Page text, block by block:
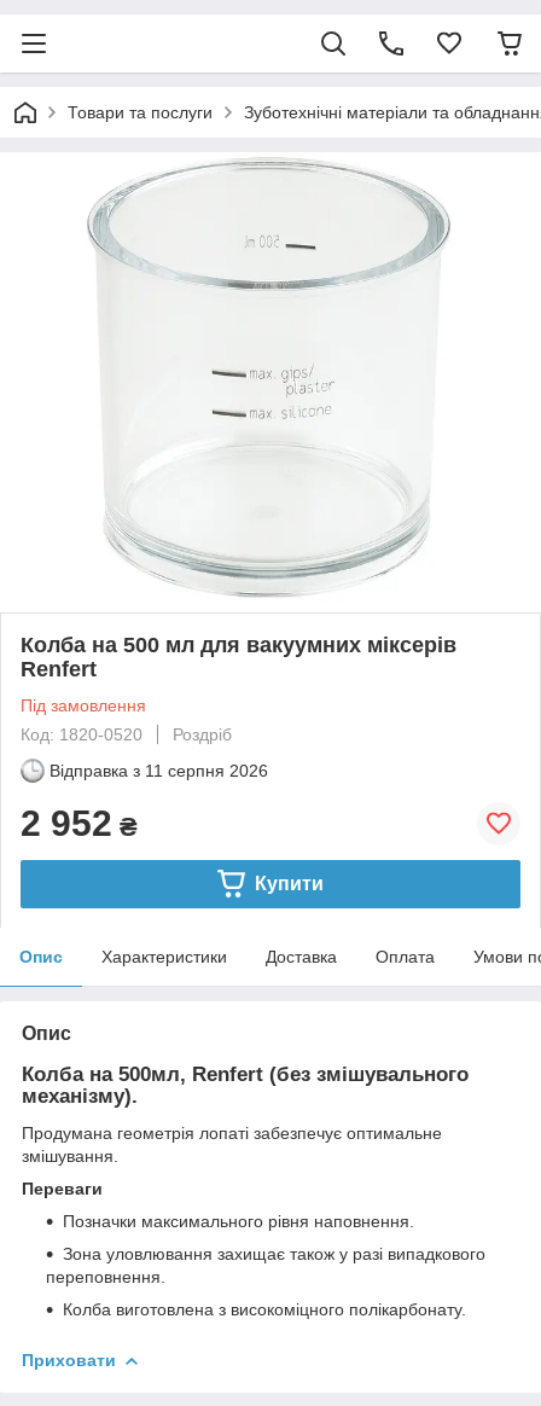
Товари та послуги Зуботехнічні матеріали та
Колба на 500 мл для вакуумних міксерів
Renfert
Під замовлення
Код: 1820-0520
Роздріб
Відправка з 11 серпня 2026
2 952 ₴
Купити
Опис Характеристики Доставка Оплата Умови
Опис
Колба на 500мл, Renfert (без змішувального
механізму).
Продумана геометрія лопаті забезпечує оптимальне
змішування.
Переваги
Позначки максимального рівня наповнення.
Зона уловлювання захищає також у разі випадкового
переповнення.
Колба виготовлена з високоміцного полікарбонату.
Приховати